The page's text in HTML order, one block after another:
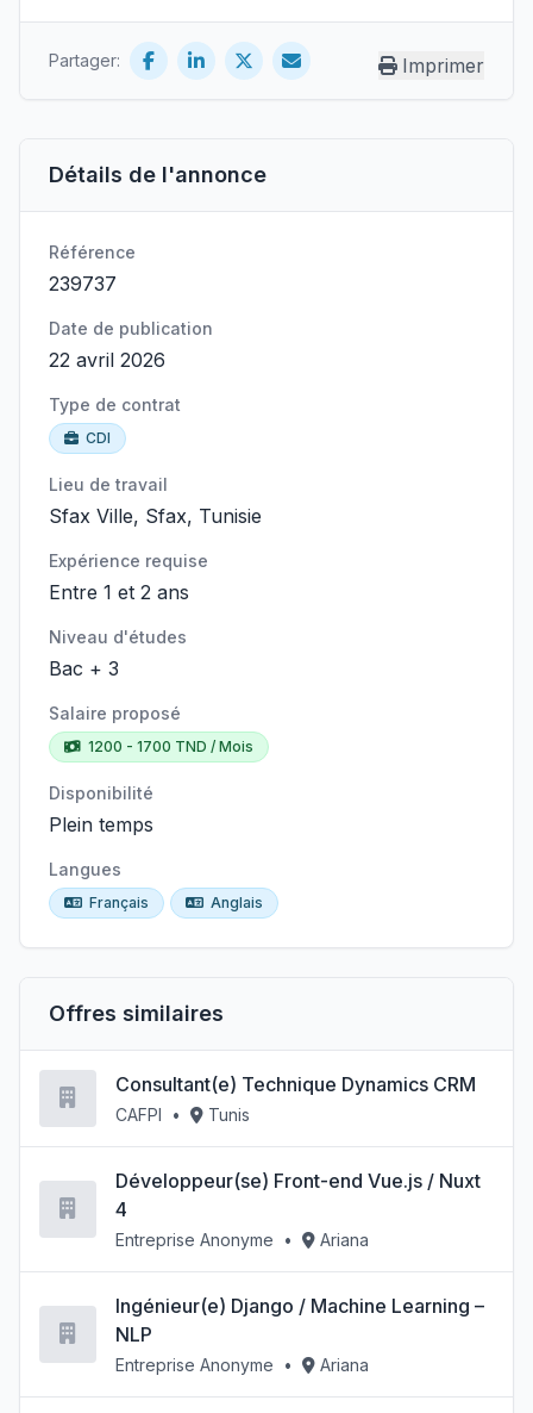
Détails de l'annonce
Référence
239737
Date de publication
22 avril 2026
Type de contrat
CDI
Lieu de travail
Sfax Ville, Sfax, Tunisie
Expérience requise
Entre 1 et 2 ans
Niveau d'études
Bac + 3
Salaire proposé
1200 - 1700 TND / Mois
Disponibilité
Plein temps
Langues
Français Anglais
Offres similaires
Consultant(e) Technique Dynamics CRM
CAFPI • Tunis
Développeur(se) Front-end Vue.js / Nuxt
4
Entreprise Anonyme • Ariana
Ingénieur(e) Django / Machine Learning –
NLP
Entreprise Anonyme • Ariana
Partager: Imprimer